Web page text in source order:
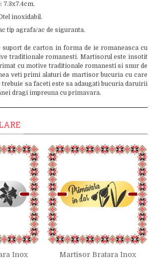
7.3x7.4cm.
inoxidabil.
tip agrafa/ac de siguranta.
suport de carton in forma de ie romaneasca cu
traditionale romanesti. Martisorul este insotit
cu motive traditionale romanesti si snur de
veti primi alaturi de martisor bucuria cu care
trebuie sa faceti este sa adaugati bucuria daruirii
dragi impreuna cu primavara.
Inox
Martisor Bratara Inox